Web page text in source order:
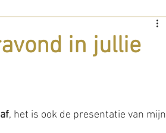
in jullie
, het is ook de presentatie van mijn